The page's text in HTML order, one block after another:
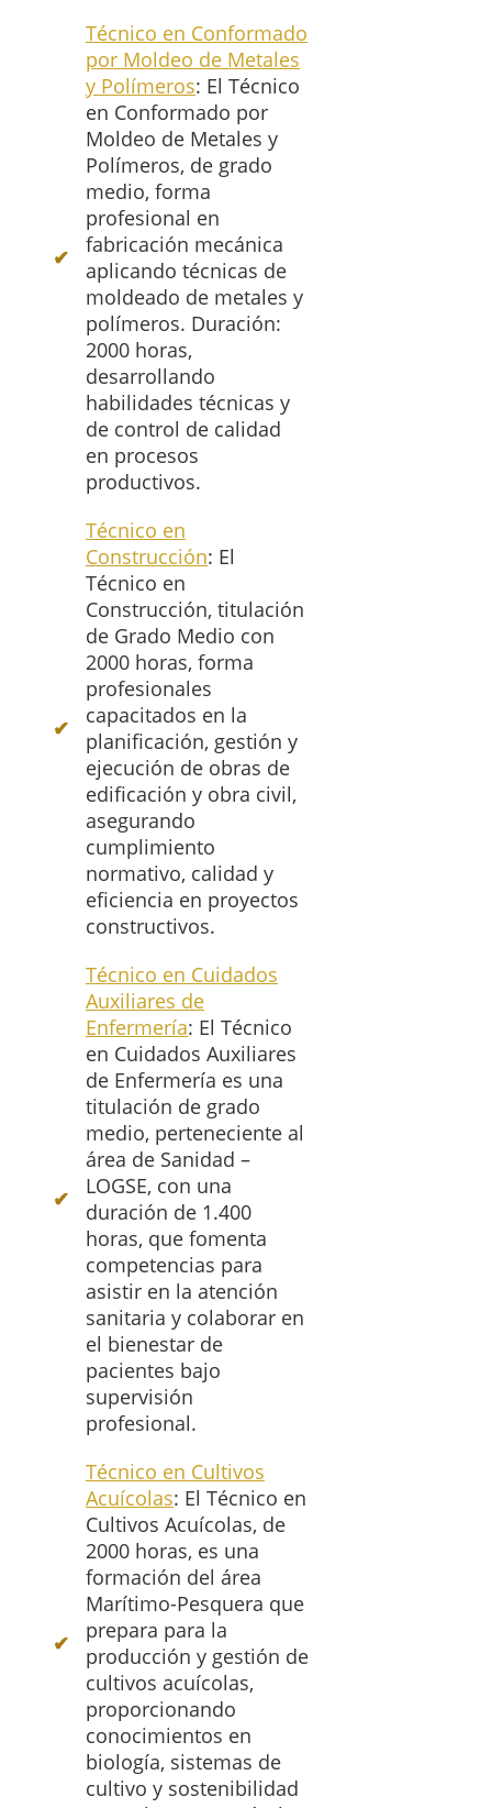
Técnico en Conformado
por Moldeo de Metales
y Polímeros: El Técnico
en Conformado por
Moldeo de Metales y
Polímeros, de grado
medio, forma
profesional en
fabricación mecánica
aplicando técnicas de
moldeado de metales y
polímeros. Duración:
2000 horas,
desarrollando
habilidades técnicas y
de control de calidad
en procesos
productivos.
Técnico en
Construcción: El
Técnico en
Construcción, titulación
de Grado Medio con
2000 horas, forma
profesionales
capacitados en la
planificación, gestión y
ejecución de obras de
edificación y obra civil,
asegurando
cumplimiento
normativo, calidad y
eficiencia en proyectos
constructivos.
Técnico en Cuidados
Auxiliares de
Enfermería: El Técnico
en Cuidados Auxiliares
de Enfermería es una
titulación de grado
medio, perteneciente al
área de Sanidad –
LOGSE, con una
duración de 1.400
horas, que fomenta
competencias para
asistir en la atención
sanitaria y colaborar en
el bienestar de
pacientes bajo
supervisión
profesional.
Técnico en Cultivos
Acuícolas: El Técnico en
Cultivos Acuícolas, de
2000 horas, es una
formación del área
Marítimo-Pesquera que
prepara para la
producción y gestión de
cultivos acuícolas,
proporcionando
conocimientos en
biología, sistemas de
cultivo y sostenibilidad